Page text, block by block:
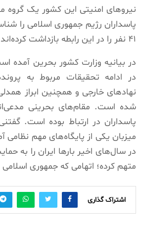
نیروهای امنیتی این کشور یک گروه
پاسداران رژیم جمهوری اسلامی را
۴۱ نفر را در این رابطه بازداشت کرده‌اند.
در بیانیه وزارت کشور بحرین آمده
در ادامه تحقیقات مربوط به
نهادهای خارجی و همچنین ابراز همدلی
شده است. مقام‌های بحرینی
پاسداران در ارتباط بوده است.
میزبان یکی از پایگاه‌های مهم نظامی
در سال‌های اخیر بارها ایران را به
متهم کرده؛ اتهامی که جمهوری
اشتراک گذاری